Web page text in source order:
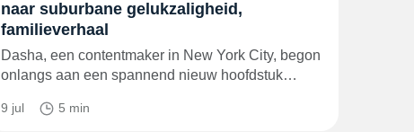
naar suburbane gelukzaligheid,
familieverhaal
Dasha, een contentmaker in New York City, begon
onlangs aan een spannend nieuw hoofdstuk…
9 jul 5 min